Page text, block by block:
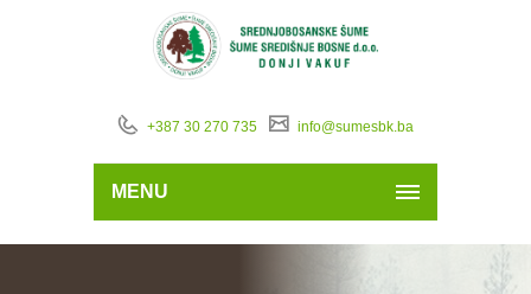
+387 30 270 735 info@sumesbk.ba
MENU